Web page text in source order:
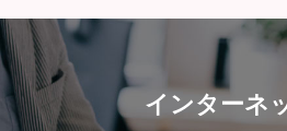
インターネ